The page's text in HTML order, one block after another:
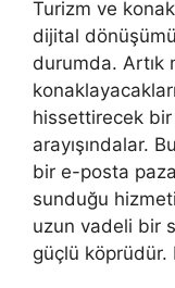
Turizm ve
dijital
durumda. Artık
hissettirecek
arayışındalar.
bir e-posta
sunduğu
uzun vadeli bir
güçlü köprüdür.